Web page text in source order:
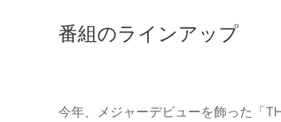
番組のラインアップ
今年、メジャーデビューを飾った「